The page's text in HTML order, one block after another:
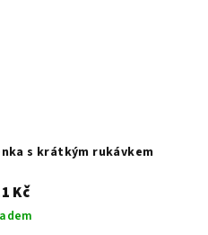
s krátkým rukávkem
Kč